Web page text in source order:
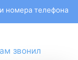
номера телефона
звонил